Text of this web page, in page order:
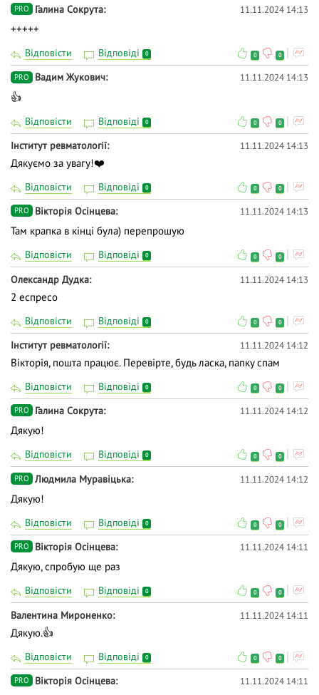
PRO Галина Сокрута 11.11.2024 14:13
+++++
Відповісти Відповіді 0 0 0
PRO Вадим Жукович 11.11.2024 14:13
👍
Відповісти Відповіді 0 0 0
Інститут ревматології 11.11.2024 14:13
Дякуємо за увагу!❤️
Відповісти Відповіді 0 0 0
PRO Вікторія Осінцева 11.11.2024 14:13
Там крапка в кінці була) перепрошую
Відповісти Відповіді 0 0 0
Олександр Дудка 11.11.2024 14:13
2 еспресо
Відповісти Відповіді 0 0 0
Інститут ревматології 11.11.2024 14:12
Вікторія, пошта працює. Перевірте, будь ласка, папку спам
Відповісти Відповіді 0 0 0
PRO Галина Сокрута 11.11.2024 14:12
Дякую!
Відповісти Відповіді 0 0 0
PRO Людмила Муравіцька 11.11.2024 14:12
Дякую!
Відповісти Відповіді 0 0 0
PRO Вікторія Осінцева 11.11.2024 14:11
Дякую, спробую ще раз
Відповісти Відповіді 0 0 0
Валентина Мироненко 11.11.2024 14:11
Дякую.👍
Відповісти Відповіді 0 0 0
PRO Вікторія Осінцева 11.11.2024 14:11